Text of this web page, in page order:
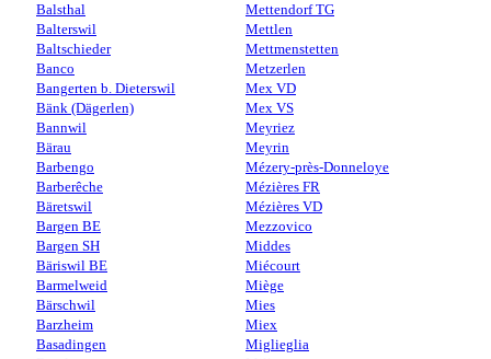
Balsthal
Balterswil
Baltschieder
Banco
Bangerten b. Dieterswil
Bänk (Dägerlen)
Bannwil
Bärau
Barbengo
Barberêche
Bäretswil
Bargen BE
Bargen SH
Bäriswil BE
Barmelweid
Bärschwil
Barzheim
Basadingen
Mettendorf TG
Mettlen
Mettmenstetten
Metzerlen
Mex VD
Mex VS
Meyriez
Meyrin
Mézery-près-Donneloye
Mézières FR
Mézières VD
Mezzovico
Middes
Miécourt
Miège
Mies
Miex
Miglieglia